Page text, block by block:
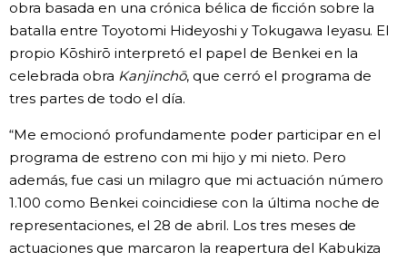
obra basada en una crónica bélica de ficción sobre la
batalla entre Toyotomi Hideyoshi y Tokugawa Ieyasu. El
propio Kōshirō interpretó el papel de Benkei en la
celebrada obra Kanjinchō, que cerró el programa de
tres partes de todo el día.
“Me emocionó profundamente poder participar en el
programa de estreno con mi hijo y mi nieto. Pero
además, fue casi un milagro que mi actuación número
1.100 como Benkei coincidiese con la última noche de
representaciones, el 28 de abril. Los tres meses de
actuaciones que marcaron la reapertura del Kabukiza